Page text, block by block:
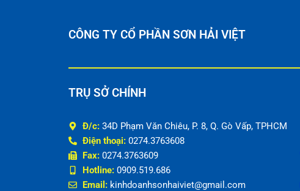
CÔNG TY CỔ PHẦN SƠN HẢI VIỆT
TRỤ SỞ CHÍNH
Đ/c:34D Phạm Văn Chiêu, P. 8, Q. Gò Vấp, TPHCM
Điện thoại:0274.3763608
Fax:0274.3763609
Hotline:0909.519.686
Email:kinhdoanhsonhaiviet@gmail.com